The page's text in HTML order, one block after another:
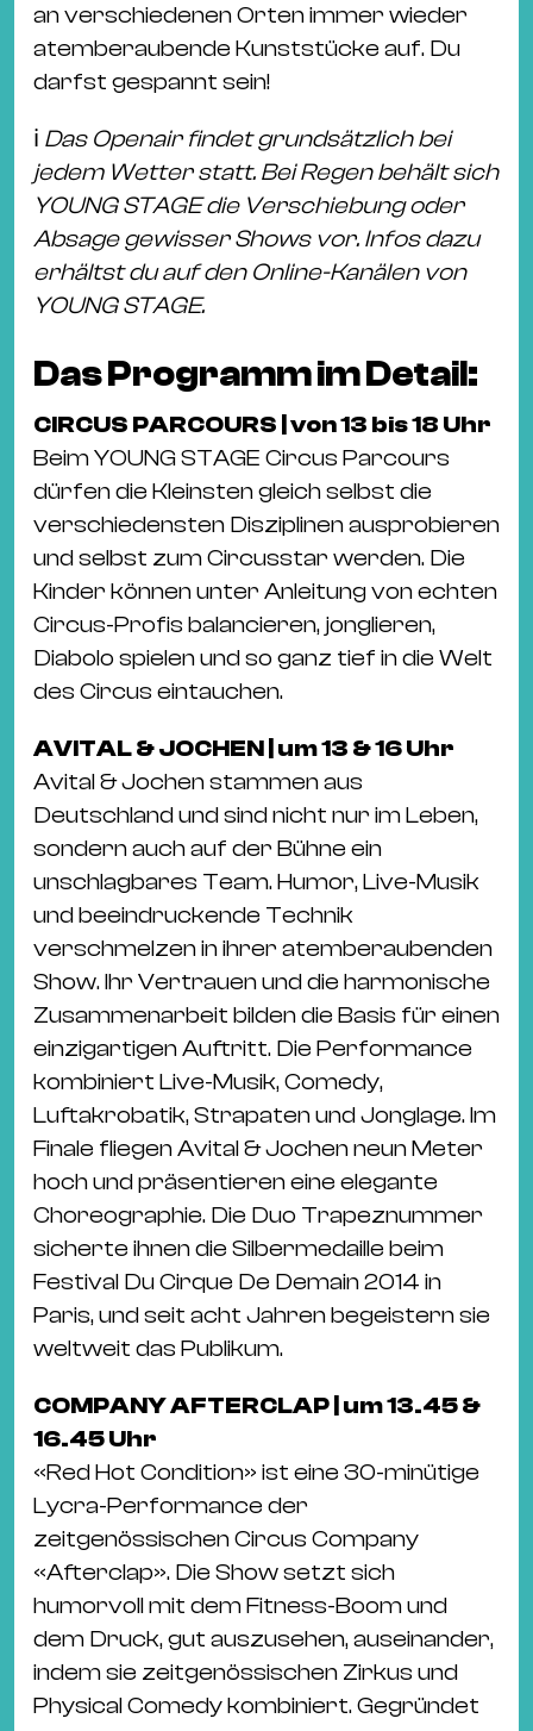
an verschiedenen Orten immer wieder
atemberaubende Kunststücke auf. Du
darfst gespannt sein!
ℹ️ Das Openair findet grundsätzlich bei
jedem Wetter statt. Bei Regen behält sich
YOUNG STAGE die Verschiebung oder
Absage gewisser Shows vor. Infos dazu
erhältst du auf den Online-Kanälen von
YOUNG STAGE.
Das Programm im Detail:
CIRCUS PARCOURS | von 13 bis 18 Uhr
Beim YOUNG STAGE Circus Parcours
dürfen die Kleinsten gleich selbst die
verschiedensten Disziplinen ausprobieren
und selbst zum Circusstar werden. Die
Kinder können unter Anleitung von echten
Circus-Profis balancieren, jonglieren,
Diabolo spielen und so ganz tief in die Welt
des Circus eintauchen.
AVITAL & JOCHEN | um 13 & 16 Uhr
Avital & Jochen stammen aus
Deutschland und sind nicht nur im Leben,
sondern auch auf der Bühne ein
unschlagbares Team. Humor, Live-Musik
und beeindruckende Technik
verschmelzen in ihrer atemberaubenden
Show. Ihr Vertrauen und die harmonische
Zusammenarbeit bilden die Basis für einen
einzigartigen Auftritt. Die Performance
kombiniert Live-Musik, Comedy,
Luftakrobatik, Strapaten und Jonglage. Im
Finale fliegen Avital & Jochen neun Meter
hoch und präsentieren eine elegante
Choreographie. Die Duo Trapeznummer
sicherte ihnen die Silbermedaille beim
Festival Du Cirque De Demain 2014 in
Paris, und seit acht Jahren begeistern sie
weltweit das Publikum.
COMPANY AFTERCLAP | um 13.45 &
16.45 Uhr
«Red Hot Condition» ist eine 30-minütige
Lycra-Performance der
zeitgenössischen Circus Company
«Afterclap». Die Show setzt sich
humorvoll mit dem Fitness-Boom und
dem Druck, gut auszusehen, auseinander,
indem sie zeitgenössischen Zirkus und
Physical Comedy kombiniert. Gegründet